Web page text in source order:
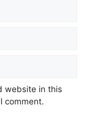
website in this
comment.